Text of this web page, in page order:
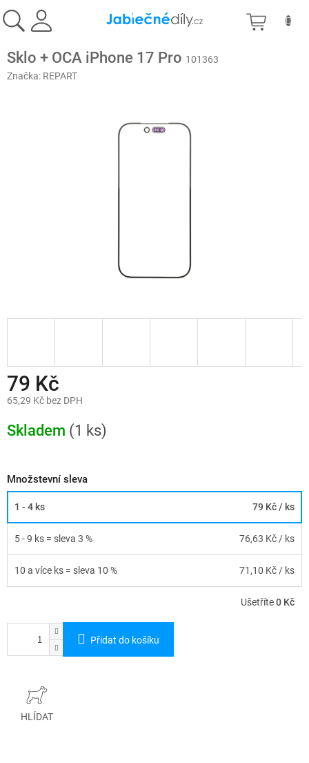
na
obsah
Sklo + OCA iPhone 17 Pro 101363
Značka: REPART
79 Kč
65,29 Kč bez DPH
cena:
Skladem (1 ks)
Množstevní sleva
1 - 4 ks 79 Kč/ ks
5 - 9 ks = sleva 3 % 76,63 Kč/ ks
10 a více ks = sleva 10 % 71,10 Kč/ ks
Ušetříte0 Kč
Přidat do košíku
HLÍDAT